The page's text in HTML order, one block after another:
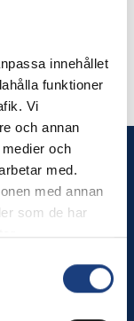
innehållet
funktioner
Vi
och annan
och
med.
med annan
som de har
pratade vi
och erbjuder